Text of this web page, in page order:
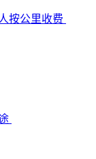
按公里收费